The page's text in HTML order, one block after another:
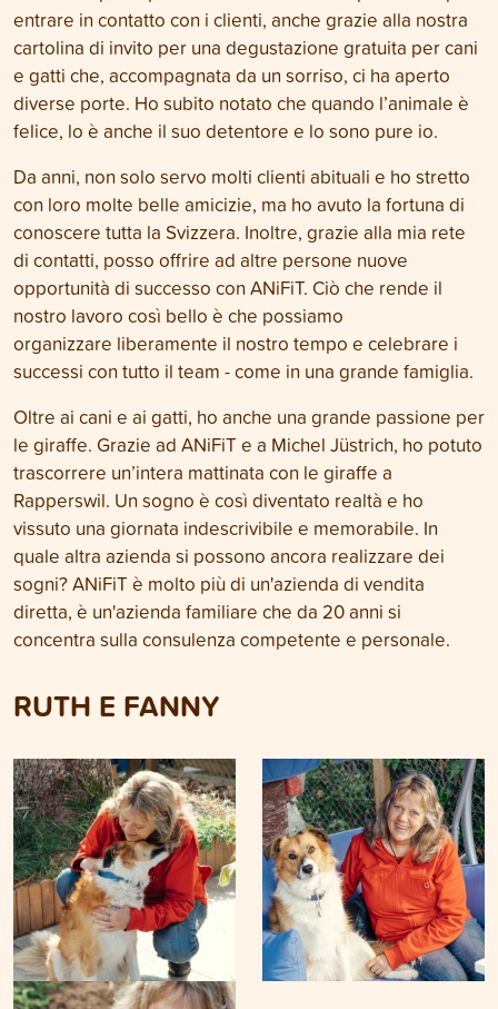
entrare in contatto con i clienti, anche grazie alla nostra
cartolina di invito per una degustazione gratuita per cani
e gatti che, accompagnata da un sorriso, ci ha aperto
diverse porte. Ho subito notato che quando l’animale è
felice, lo è anche il suo detentore e lo sono pure io.
Da anni, non solo servo molti clienti abituali e ho stretto
con loro molte belle amicizie, ma ho avuto la fortuna di
conoscere tutta la Svizzera. Inoltre, grazie alla mia rete
di contatti, posso offrire ad altre persone nuove
opportunità di successo con ANiFiT. Ciò che rende il
nostro lavoro così bello è che possiamo
organizzare liberamente il nostro tempo e celebrare i
successi con tutto il team - come in una grande famiglia.
Oltre ai cani e ai gatti, ho anche una grande passione per
le giraffe. Grazie ad ANiFiT e a Michel Jüstrich, ho potuto
trascorrere un’intera mattinata con le giraffe a
Rapperswil. Un sogno è così diventato realtà e ho
vissuto una giornata indescrivibile e memorabile. In
quale altra azienda si possono ancora realizzare dei
sogni? ANiFiT è molto più di un'azienda di vendita
diretta, è un'azienda familiare che da 20 anni si
concentra sulla consulenza competente e personale.
RUTH E FANNY